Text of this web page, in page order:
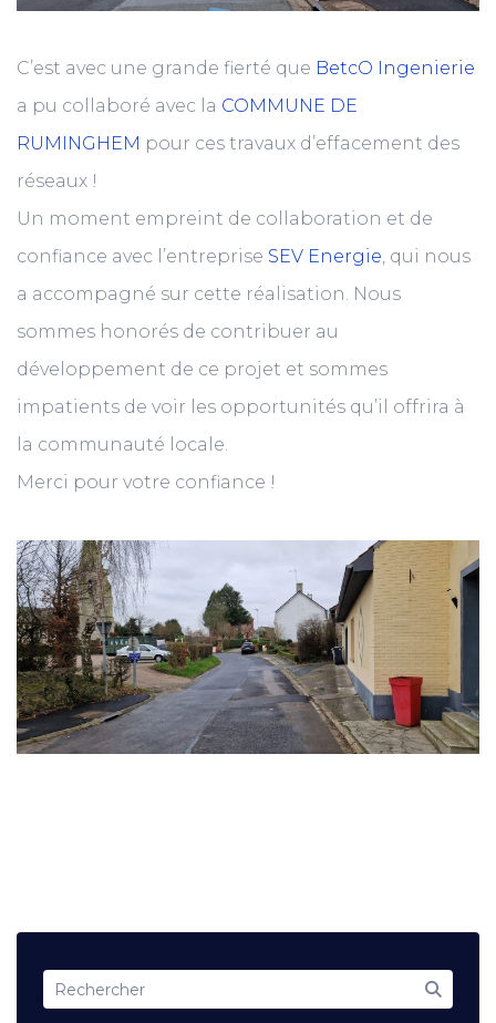
C’est avec une grande fierté que BetcO Ingenierie
a pu collaboré avec la COMMUNE DE
RUMINGHEM pour ces travaux d’effacement des
réseaux !
Un moment empreint de collaboration et de
confiance avec l’entreprise SEV Energie, qui nous
a accompagné sur cette réalisation. Nous
sommes honorés de contribuer au
développement de ce projet et sommes
impatients de voir les opportunités qu’il offrira à
la communauté locale.
Merci pour votre confiance !